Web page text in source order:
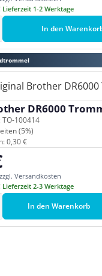
1-2 Werktage
In den
DR6000
100414
(5%)
0,30 €
Versandkosten
2-3 Werktage
In den Warenkorb